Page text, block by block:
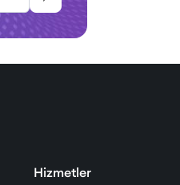
Hizmetler